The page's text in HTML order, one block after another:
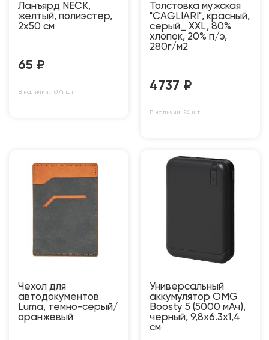
Ланъярд NECK,
желтый, полиэстер,
2х50 см
65 ₽
В наличии: 1074 шт
Толстовка мужская
"CAGLIARI", красный,
серый_ XXL, 80%
хлопок, 20% п/э,
280г/м2
4737 ₽
В наличии: 24 шт
Чехол для
автодокументов
Luma, темно-серый/
оранжевый
Универсальный
аккумулятор OMG
Boosty 5 (5000 мАч),
черный, 9,8х6.3х1,4
см